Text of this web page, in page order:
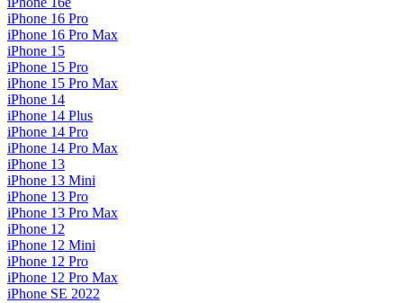
iPhone 16 Pro
iPhone 16 Pro Max
iPhone 15
iPhone 15 Pro
iPhone 15 Pro Max
iPhone 14
iPhone 14 Plus
iPhone 14 Pro
iPhone 14 Pro Max
iPhone 13
iPhone 13 Mini
iPhone 13 Pro
iPhone 13 Pro Max
iPhone 12
iPhone 12 Mini
iPhone 12 Pro
iPhone 12 Pro Max
iPhone SE 2022